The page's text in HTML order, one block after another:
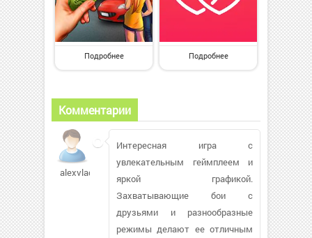
Подробнее Подробнее
Комментарии
alexvlad58
Интересная игра с
увлекательным геймплеем и
яркой графикой.
Захватывающие бои с
друзьями и разнообразные
режимы делают ее отличным